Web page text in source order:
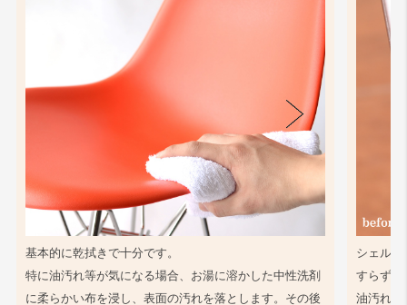
基本的に乾拭きで十分です。
特に油汚れ等が気になる場合、お湯に溶かした中性洗剤
に柔らかい布を浸し、表面の汚れを落とします。その後
シェル同
すらず、
油汚れ等